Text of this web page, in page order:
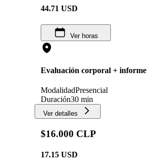
44.71 USD
Ver horas
Evaluación corporal + informe
ModalidadPresencial
Duración30 min
Ver detalles
$16.000 CLP
17.15 USD